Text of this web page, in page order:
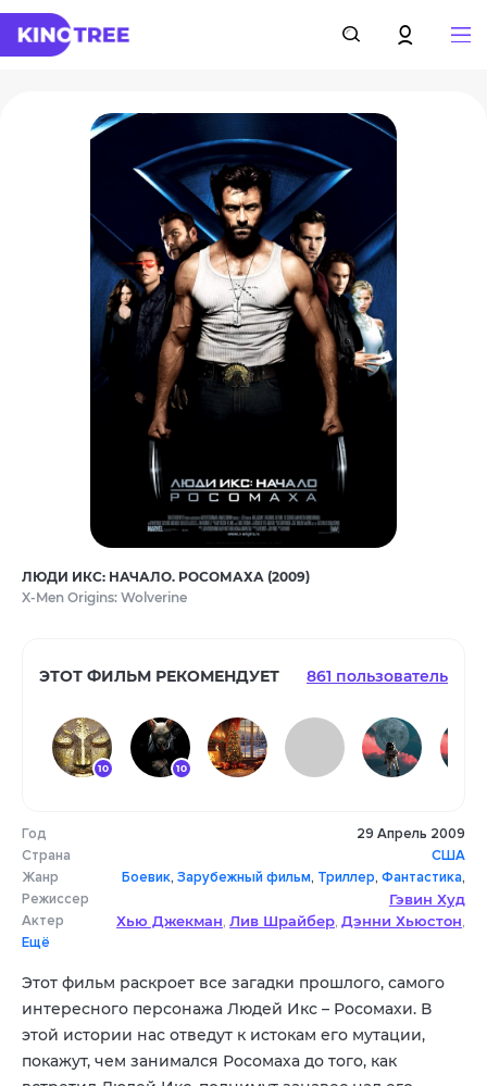
ЛЮДИ ИКС: НАЧАЛО. РОСОМАХА (2009)
X-Men Origins: Wolverine
ЭТОТ ФИЛЬМ РЕКОМЕНДУЕТ 861 пользователь
10 10
10
Год
Страна
Жанр
Режиссер
Актер
Ещё
29 Апрель 2009
США
Боевик, Зарубежный фильм, Триллер, Фантастика,
Фэнтези
Гэвин Худ
Хью Джекман, Лив Шрайбер, Дэнни Хьюстон,
Дэниэл Хенни,Райан Рейнольдс
Этот фильм раскроет все загадки прошлого, самого
интересного персонажа Людей Икс – Росомахи. В
этой истории нас отведут к истокам его мутации,
покажут, чем занимался Росомаха до того, как